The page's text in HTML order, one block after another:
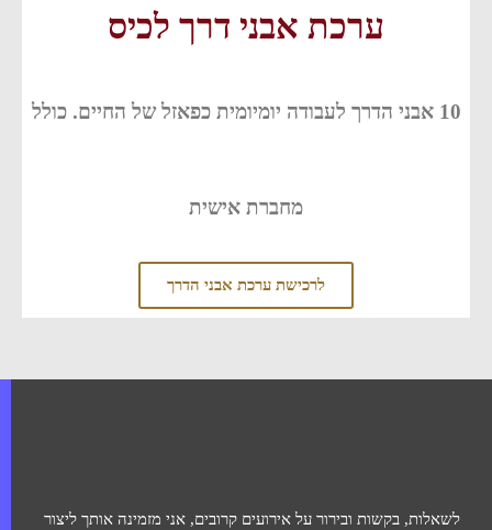
ערכת אבני דרך לכיס
10 אבני הדרך לעבודה יומיומית כפאזל של החיים. כולל
מחברת אישית
לרכישת ערכת אבני הדרך
לשאלות, בקשות ובירור על אירועים קרובים, אני מזמינה אותך ליצור